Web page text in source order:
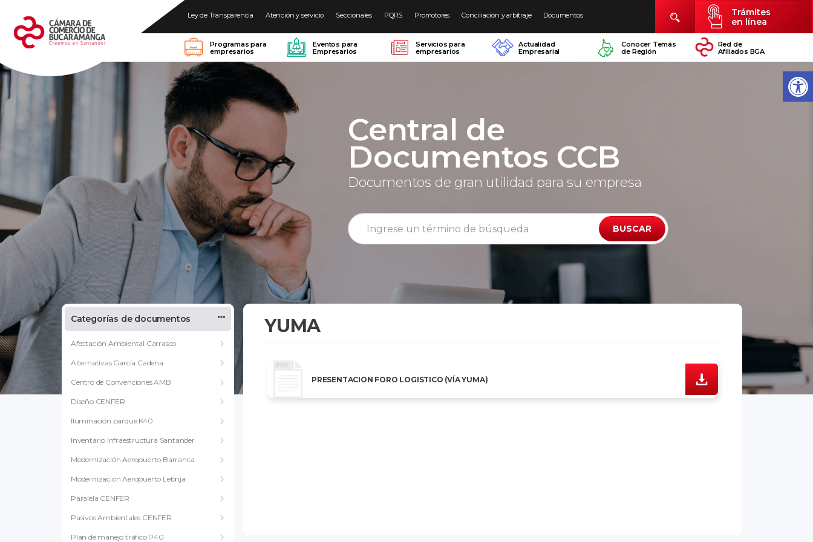
Ley de Transparencia Atención y servicio Seccionales PQRS Promotores Conciliación y arbitraje Documentos
Trámites
en línea
Programas para
empresarios
Eventos para
Empresarios
Servicios para
empresarios
Actualidad
Empresarial
Conocer Temás
de Región
Red de
Afiliados BGA
Central de
Documentos CCB
Documentos de gran utilidad para su empresa
BUSCAR
Categorías de documentos
Afectación Ambiental Carrasco
Alternativas García Cadena
Centro de Convenciones AMB
Diseño CENFER
Iluminación parque K40
Inventario Infraestructura Santander
Modernización Aeropuerto Barranca
Modernización Aeropuerto Lebrija
Paralela CENFER
Pasivos Ambientales CENFER
Plan de manejo tráfico P40
YUMA
PRESENTACION FORO LOGISTICO (VÍA YUMA)